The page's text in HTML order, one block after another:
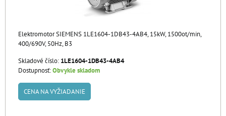
Elektromotor SIEMENS 1LE1604-1DB43-4AB4, 15kW, 1500ot/min,
400/690V, 50Hz, B3
Skladové číslo: 1LE1604-1DB43-4AB4
Dostupnosť:Obvykle skladom
CENA NA VYŽIADANIE